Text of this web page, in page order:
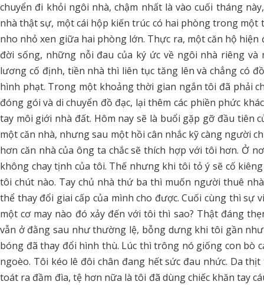
chuyển đi khỏi ngôi nhà, chậm nhất là vào cuối tháng
nhà thật sự, một cái hộp kiến trúc có hai phòng trong
nho nhỏ xen giữa hai phòng lớn. Thực ra, một căn hộ
đời sống, những nỗi đau của ký ức về ngôi nhà riêng
lương cố định, tiền nhà thì liên tục tăng lên và chẳng có
hình phạt. Trong một khoảng thời gian ngắn tôi đã phải
đóng gói và di chuyển đồ đạc, lại thêm các phiền phức
tay môi giới nhà đất. Hôm nay sẽ là buổi gặp gỡ đầu
một căn nhà, nhưng sau một hồi cân nhắc kỹ càng người
hơn căn nhà của ông ta chắc sẽ thích hợp với tôi hơn. Ở
không chay tịnh của tôi. Thế nhưng khi tôi tỏ ý sẽ cố
tôi chút nào. Tay chủ nhà thứ ba thì muốn người thuê
thể thay đổi giai cấp của mình cho được. Cuối cùng thì sự
một cơ may nào đó xảy đến với tôi thì sao? Thật đáng
vẫn ở đằng sau như thường lệ, bỗng dưng khi tôi gần
bóng đã thay đổi hình thù. Lúc thì trông nó giống con bò
ngoèo. Tôi kéo lê đôi chân đang hết sức đau nhức. Da
toát ra đầm đìa, tệ hơn nữa là tôi đã dùng chiếc khăn tay